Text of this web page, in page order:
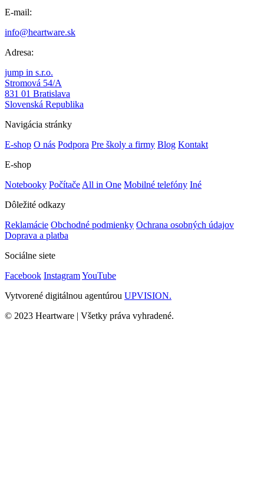
E-mail:
info@heartware.sk
Adresa:
jump in s.r.o.
Stromová 54/A
831 01 Bratislava
Slovenská Republika
Navigácia stránky
E-shop O nás Podpora Pre školy a firmy Blog Kontakt
E-shop
Notebooky Počítače All in One Mobilné telefóny Iné
Dôležité odkazy
Reklamácie Obchodné podmienky Ochrana osobných údajov
Doprava a platba
Sociálne siete
Facebook InstagramYouTube
Vytvorené digitálnou agentúrou UPVISION.
© 2023 Heartware | Všetky práva vyhradené.